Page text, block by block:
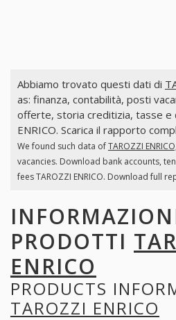
Abbiamo trovato questi dati di
as: finanza, contabilità, posti
offerte, storia creditizia, tasse e
ENRICO. Scarica il rapporto
We found such data ofTAROZZI
vacancies. Download bank accounts,
fees TAROZZI ENRICO. Download full
PRODOTTI
ENRICO
PRODUCTS
TAROZZI ENRICO